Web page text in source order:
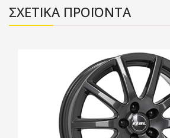
ΣΧΕΤΙΚΑ ΠΡΟΪΟΝΤΑ